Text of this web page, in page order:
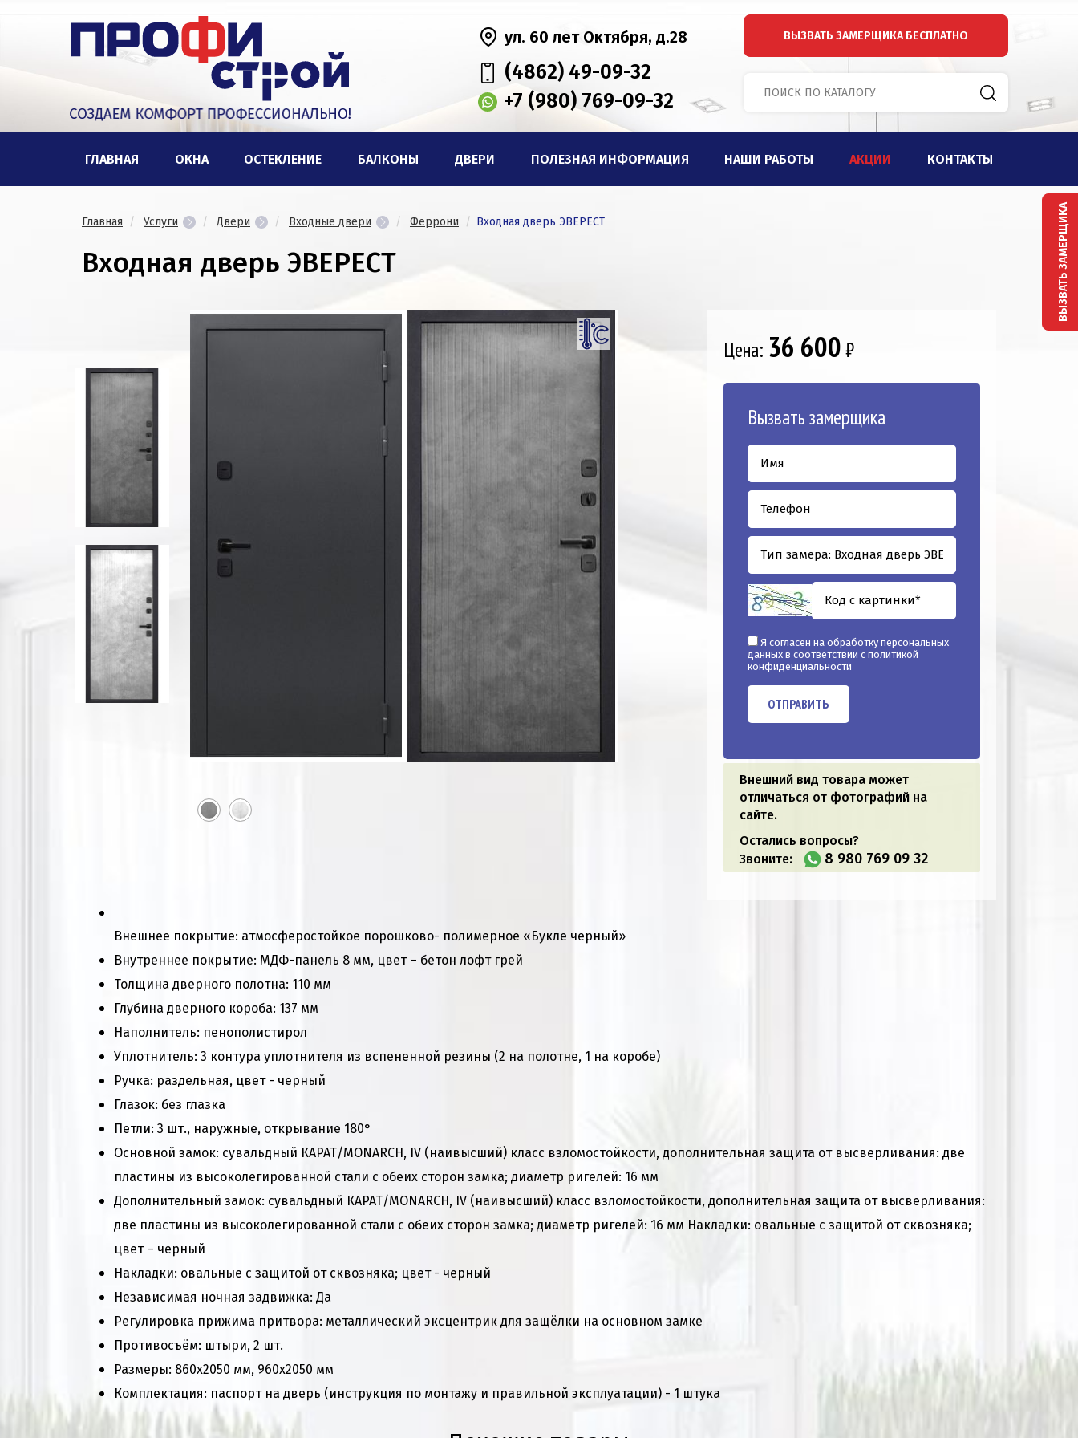
ул. 60 лет Октября, д.28
(4862) 49-09-32
+7 (980) 769-09-32
ВЫЗВАТЬ ЗАМЕРЩИКАБЕСПЛАТНО
ГЛАВНАЯ ОКНА ОСТЕКЛЕНИЕ БАЛКОНЫ ДВЕРИ ПОЛЕЗНАЯ ИНФОРМАЦИЯ НАШИ РАБОТЫ АКЦИИ КОНТАКТЫ
ВЫЗВАТЬ ЗАМЕРЩИКА
Главная Услуги Двери Входные двери Феррони Входная дверь ЭВЕРЕСТ
Входная дверь ЭВЕРЕСТ
Цена: 36 600₽
Вызвать замерщика
Я согласен на обработку персональных
данных в соответствии с политикой
конфиденциальности
ОТПРАВИТЬ
Внешний вид товара может
отличаться от фотографий на
сайте.
Остались вопросы?
Звоните:
8 980 769 09 32
Внешнее покрытие: атмосферостойкое порошково- полимерное «Букле черный»
Внутреннее покрытие: МДФ-панель 8 мм, цвет – бетон лофт грей
Толщина дверного полотна: 110 мм
Глубина дверного короба: 137 мм
Наполнитель: пенополистирол
Уплотнитель: 3 контура уплотнителя из вспененной резины (2 на полотне, 1 на коробе)
Ручка: раздельная, цвет - черный
Глазок: без глазка
Петли: 3 шт., наружные, открывание 180°
Основной замок: сувальдный КАРАТ/MONARCH, IV (наивысший) класс взломостойкости, дополнительная защита от высверливания: две
пластины из высоколегированной стали с обеих сторон замка; диаметр ригелей: 16 мм
Дополнительный замок: сувальдный КАРАТ/MONARCH, IV (наивысший) класс взломостойкости, дополнительная защита от высверливания:
две пластины из высоколегированной стали с обеих сторон замка; диаметр ригелей: 16 мм Накладки: овальные с защитой от сквозняка;
цвет – черный
Накладки: овальные с защитой от сквозняка; цвет - черный
Независимая ночная задвижка: Да
Регулировка прижима притвора: металлический эксцентрик для защёлки на основном замке
Противосъём: штыри, 2 шт.
Размеры: 860х2050 мм, 960х2050 мм
Комплектация: паспорт на дверь (инструкция по монтажу и правильной эксплуатации) - 1 штука